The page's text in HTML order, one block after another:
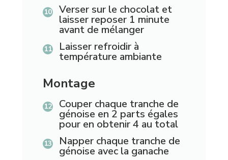
Verser sur le chocolat et
laisser reposer 1 minute
avant de mélanger
Laisser refroidir à
température ambiante
Montage
Couper chaque tranche de
génoise en 2 parts égales
pour en obtenir 4 au total
Napper chaque tranche de
génoise avec la ganache